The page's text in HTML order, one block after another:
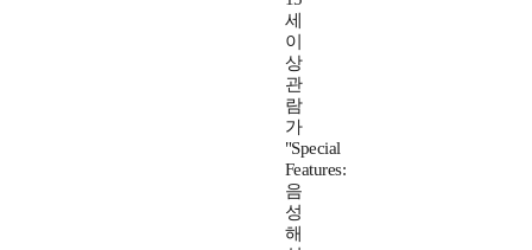
세
이
상
관
람
가
"Special
Features:
음
성
해